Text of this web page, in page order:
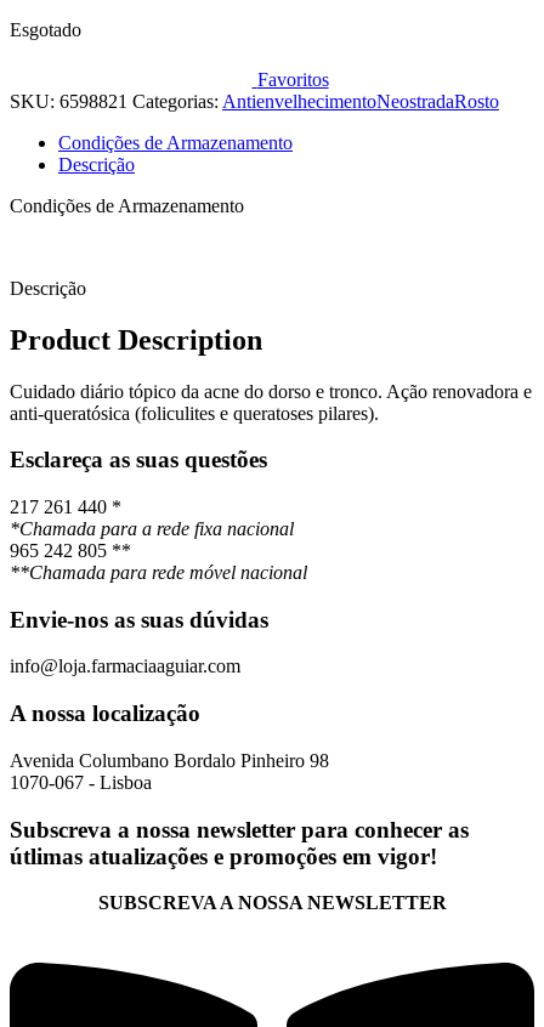
Esgotado
Favoritos
SKU: 6598821 Categorias: AntienvelhecimentoNeostradaRosto
Condições de Armazenamento
Descrição
Condições de Armazenamento
Descrição
Product Description
Cuidado diário tópico da acne do dorso e tronco. Ação renovadora e
anti-queratósica (foliculites e queratoses pilares).
Esclareça as suas questões
217 261 440 *
*Chamada para a rede fixa nacional
965 242 805 **
**Chamada para rede móvel nacional
Envie-nos as suas dúvidas
info@loja.farmaciaaguiar.com
A nossa localização
Avenida Columbano Bordalo Pinheiro 98
1070-067 - Lisboa
Subscreva a nossa newsletter para conhecer as
útlimas atualizações e promoções em vigor!
SUBSCREVA A NOSSA NEWSLETTER